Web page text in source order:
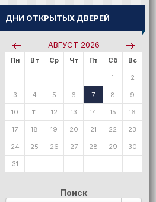
ДНИ ОТКРЫТЫХ ДВЕРЕЙ
АВГУСТ 2026
Пн Вт Ср Чт Пт Сб Вс
1 2
3 4 5 6 7 8 9
10 11 12 13 14 15 16
17 18 19 20 21 22 23
24 25 26 27 28 29 30
31
Поиск